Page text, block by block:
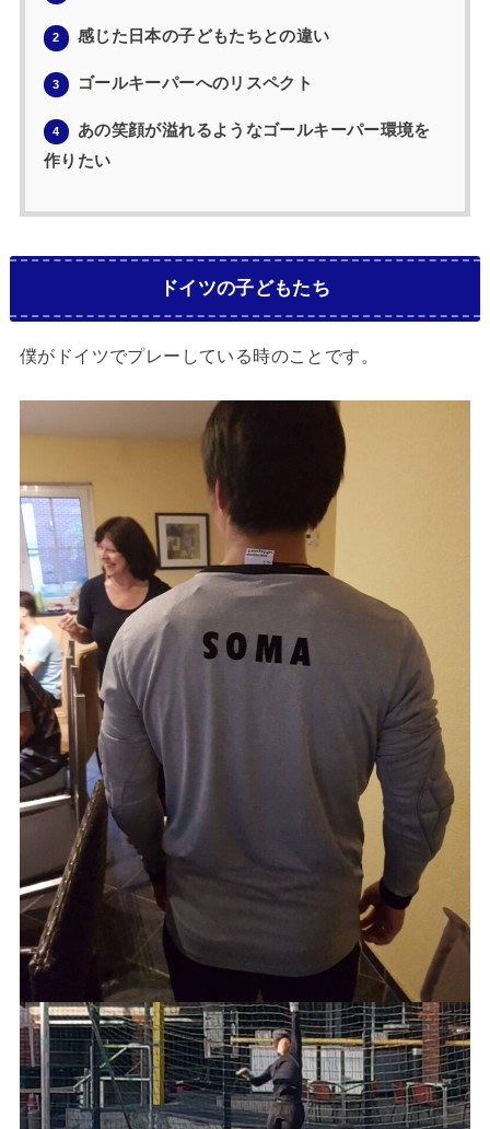
2 感じた日本の子どもたちとの違い
3 ゴールキーパーへのリスペクト
4
あの笑顔が溢れるようなゴールキーパー環境を
作りたい
ドイツの子どもたち
僕がドイツでプレーしている時のことです。